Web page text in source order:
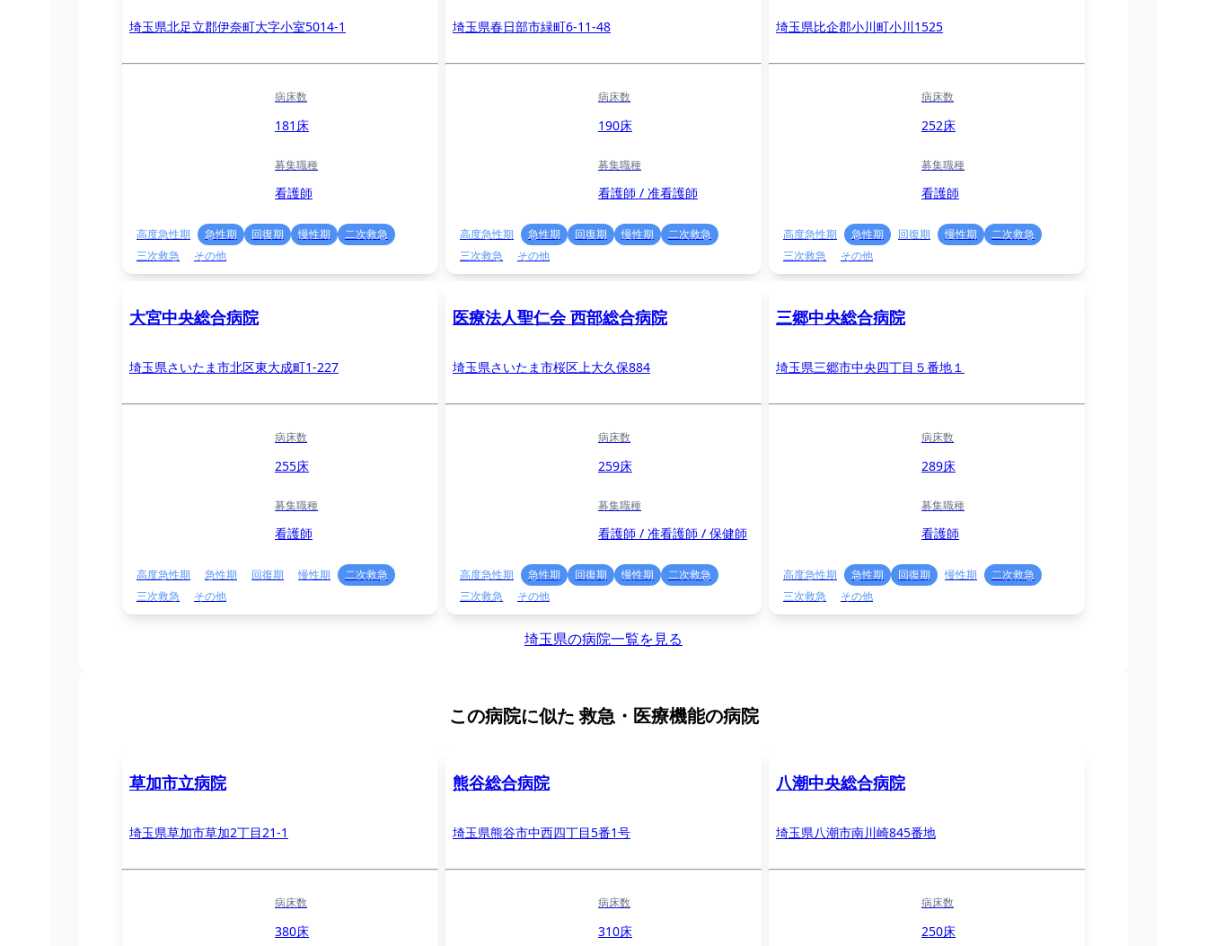
埼玉県北足立郡伊奈町大字小室5014-1
病床数
181床
募集職種
看護師
高度急性期 急性期 回復期 慢性期
二次救急
三次救急
その他
埼玉県春日部市緑町6-11-48
病床数
190床
募集職種
看護師 / 准看護師
高度急性期 急性期 回復期 慢性期
二次救急
三次救急
その他
埼玉県比企郡小川町小川1525
病床数
252床
募集職種
看護師
高度急性期 急性期 回復期 慢性期
二次救急
三次救急
その他
大宮中央総合病院
埼玉県さいたま市北区東大成町1-227
病床数
255床
募集職種
看護師
高度急性期 急性期 回復期 慢性期
二次救急
三次救急
その他
医療法人聖仁会 西部総合病院
埼玉県さいたま市桜区上大久保884
病床数
259床
募集職種
看護師 / 准看護師 / 保健師
高度急性期 急性期 回復期 慢性期
二次救急
三次救急
その他
三郷中央総合病院
埼玉県三郷市中央四丁目５番地１
病床数
289床
募集職種
看護師
高度急性期 急性期 回復期 慢性期
二次救急
三次救急
その他
埼玉県の病院一覧を見る
この病院に似た 救急・医療機能の病院
草加市立病院
埼玉県草加市草加2丁目21-1
病床数
380床
熊谷総合病院
埼玉県熊谷市中西四丁目5番1号
病床数
310床
八潮中央総合病院
埼玉県八潮市南川崎845番地
病床数
250床